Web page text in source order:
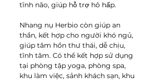
tĩnh não, giúp hỗ trợ hô hấp.
Nhang nụ Herbio còn giúp an
thần, kết hợp cho người khó ngủ,
giúp tâm hồn thư thái, dễ chịu,
tĩnh tâm. Có thể kết hợp sử dụng
tại phòng tập yoga, phòng spa,
khu làm việc, sảnh khách sạn, khu